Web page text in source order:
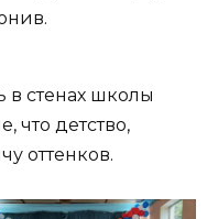
в стенах школы
что детство,
оттенков.